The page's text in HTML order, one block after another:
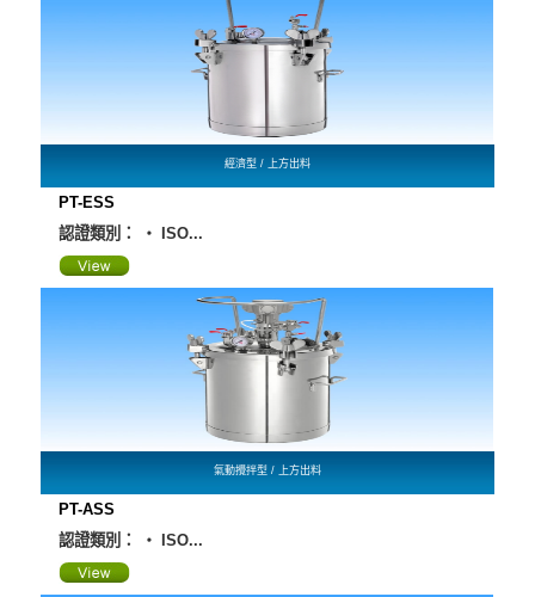
經濟型 / 上方出料
PT-ESS
認證類別： ‧ ISO...
氣動攪拌型 / 上方出料
PT-ASS
認證類別： ‧ ISO...